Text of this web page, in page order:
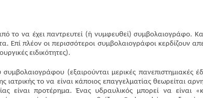
το να έχει παντρευτεί (ή νυμφευθεί) συμβολαιογράφο.
πλέον οι περισσότεροι συμβολαιογράφοι κερδίζουν
ειδικότητες).
(εξαιρούνται μερικές πανεπιστημιακές
το να είναι κάποιος επαγγελματίας θεωρείται
είναι προτέρημα. Ένας υδραυλικός μπορεί να είναι
Περισσότερα